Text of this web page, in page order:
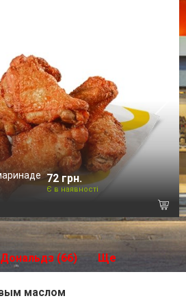
72 грн.
Є в наявності
(66) Ще
маслом